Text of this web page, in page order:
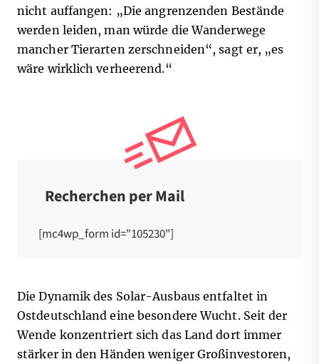
nicht auffangen: „Die angrenzenden Bestände
werden leiden, man würde die Wanderwege
mancher Tierarten zerschneiden“, sagt er, „es
wäre wirklich verheerend.“
Recherchen per Mail
[mc4wp_form id="105230"]
Die Dynamik des Solar-Ausbaus entfaltet in
Ostdeutschland eine besondere Wucht. Seit der
Wende konzentriert sich das Land dort immer
stärker in den Händen weniger Großinvestoren,